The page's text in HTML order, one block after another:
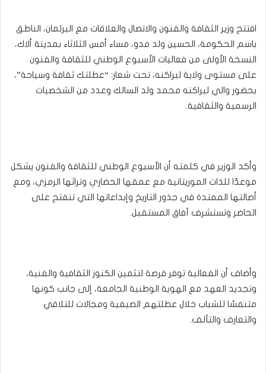
افتتح وزير الثقافة والفنون والاتصال والعلاقات مع البرلمان، الناطق
باسم الحكومة، الحسين ولد مدو، مساء أمس الثلاثاء بمدينة ألاك،
النسخة الأولى من فعاليات الأسبوع الوطني للثقافة والفنون
على مستوى ولاية لبراكنه، تحت شعار: “عطلتك ثقافة وسياحة”،
بحضور والي لبراكنه محمد ولد السالك وعدد من الشخصيات
الرسمية والثقافية.
وأكد الوزير في كلمته أن الأسبوع الوطني للثقافة والفنون يشكل
موعدًا للذات الموريتانية مع عمقها الحضاري وتراثها الرمزي، ومع
أصالتها الممتدة في جذور التاريخ وإبداعاتها التي تنفتح على
الحاضر وتستشرف آفاق المستقبل.
وأضاف أن الفعالية توفر فرصة لتثمين الكنوز الثقافية والفنية،
وتجديد العهد مع الهوية الوطنية الجامعة، إلى جانب كونها
متنفسًا للشباب خلال عطلتهم الصيفية ومجالات للتلاقي
والتعارف والتآلف.